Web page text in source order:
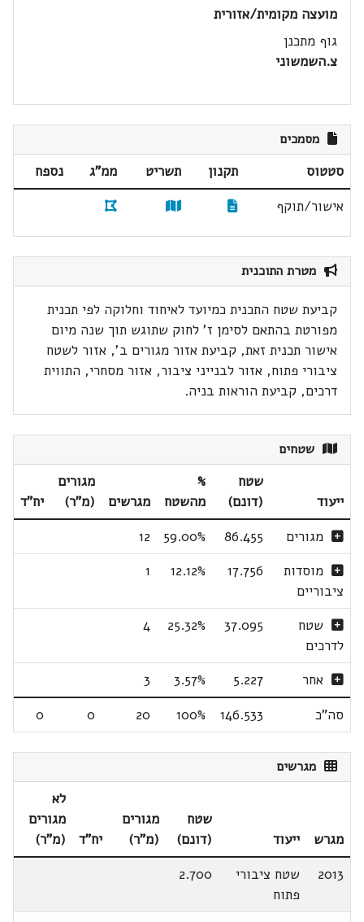
מועצה מקומית/אזורית
גוף מתכנן
צ.השמשוני
מסמכים
סטטוס תקנון תשריט ממ"ג
נספח
אישור/תוקף
מטרת התוכנית
קביעת שטח התכנית כמיועד לאיחוד וחלוקה לפי תכנית
מפורטת בהתאם לסימן ז' לחוק שתוגש תוך שנה מיום
אישור תכנית זאת, קביעת אזור מגורים ב', אזור לשטח
ציבורי פתוח, אזור לבנייני ציבור, אזור מסחרי, התווית
דרכים, קביעת הוראות בניה.
שטחים
ייעוד
שטח
(דונם)
%
מהשטח
מגרשים
מגורים
(מ"ר)
יח"ד
מגורים
86.455
59.00%
12
מוסדות
ציבוריים
17.756
12.12%
1
שטח
לדרכים
37.095
25.32%
4
אחר 5.227
3.57%
3
סה"כ
146.533
100%
20
0
0
מגרשים
מגרש ייעוד
שטח
(דונם)
מגורים
(מ"ר)
יח"ד
לא
מגורים
(מ"ר)
2013
שטח ציבורי
פתוח
2.700